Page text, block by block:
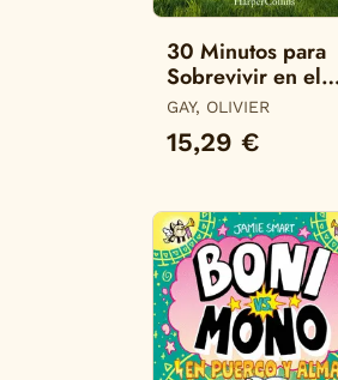
30 Minutos para
Sobrevivir en el
Infierno de Fortnite
GAY, OLIVIER
15,29 €